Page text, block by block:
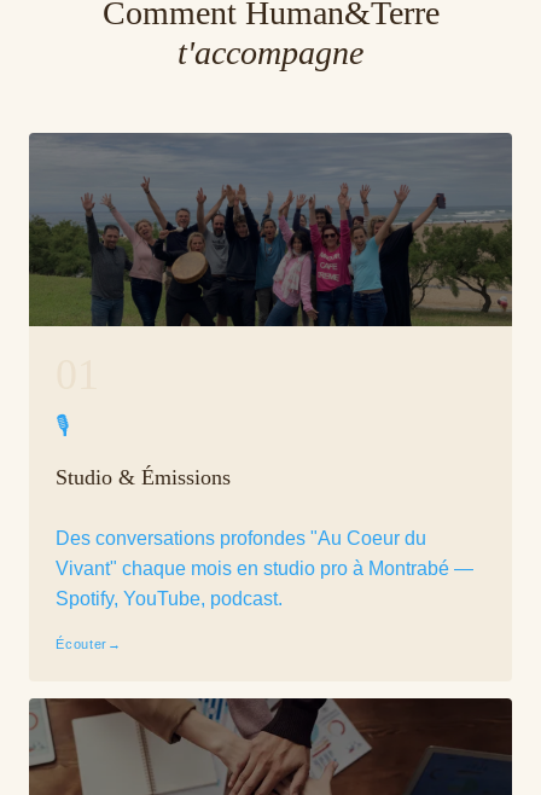
Comment Human&Terre
t'accompagne
🎙
Studio & Émissions
Des conversations profondes "Au Coeur du
Vivant" chaque mois en studio pro à Montrabé —
Spotify, YouTube, podcast.
Écouter →